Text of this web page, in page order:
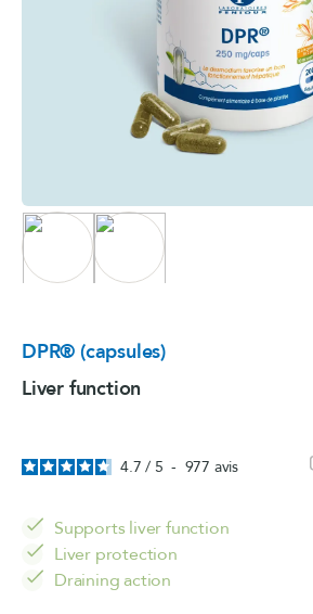
DPR® (capsules)
Liver function
4.7 / 5 - 977 avis
Supports liver function
Liver protection
Draining action